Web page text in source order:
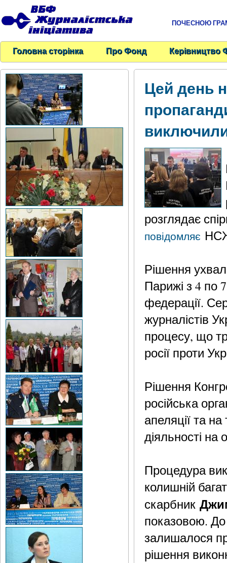
ПОЧЕСНОЮ
Головна сторінка Про Фонд Керівництво
Цей день
розглядає
повідомляє
Рішення
Парижі з 4 по
федерації.
журналістів
процесу, що
росії проти
Рішення
російська
апеляції та
діяльності на
Процедура
колишній
скарбник
показовою. До
залишалося
рішення